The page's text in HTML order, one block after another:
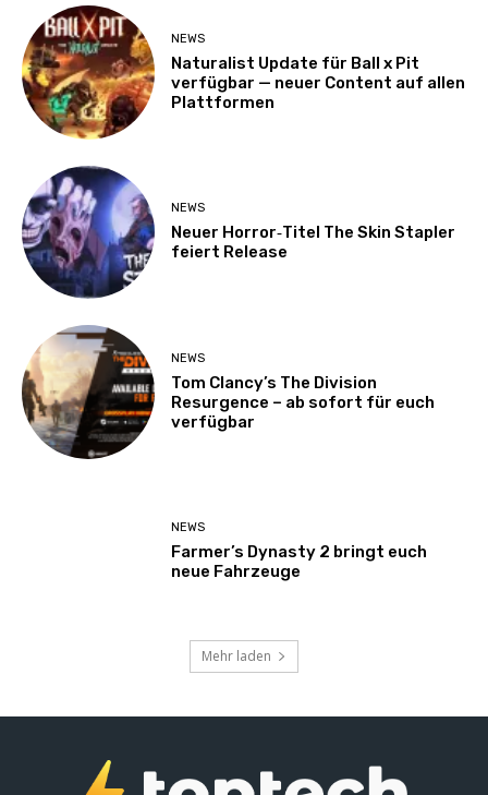
NEWS
Naturalist Update für Ball x Pit
verfügbar — neuer Content auf allen
Plattformen
NEWS
Neuer Horror‑Titel The Skin Stapler
feiert Release
NEWS
Tom Clancy’s The Division
Resurgence – ab sofort für euch
verfügbar
NEWS
Farmer’s Dynasty 2 bringt euch
neue Fahrzeuge
Mehr laden